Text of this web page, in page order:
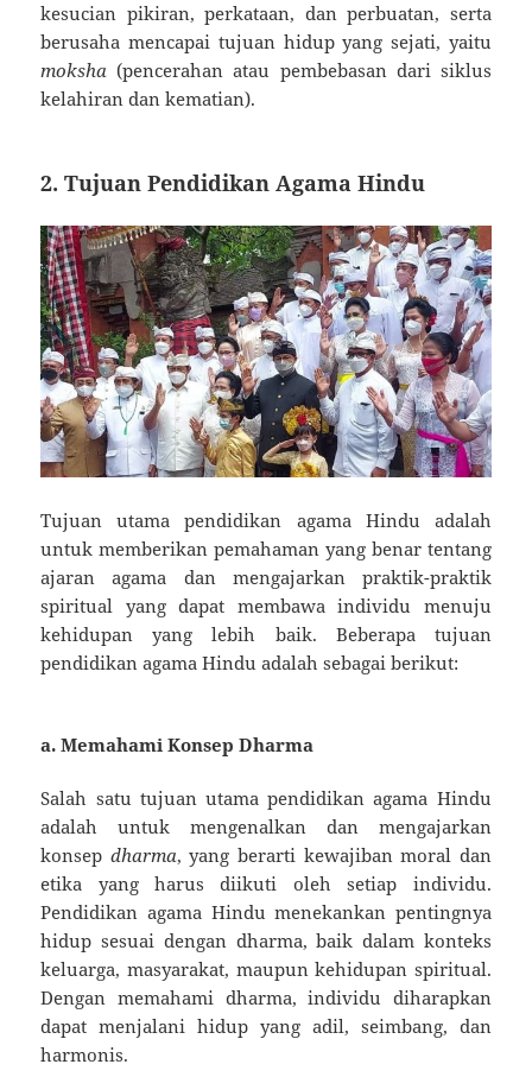
kesucian pikiran, perkataan, dan perbuatan, serta
berusaha mencapai tujuan hidup yang sejati, yaitu
moksha (pencerahan atau pembebasan dari siklus
kelahiran dan kematian).
2.Tujuan Pendidikan Agama Hindu
Tujuan utama pendidikan agama Hindu adalah
untuk memberikan pemahaman yang benar tentang
ajaran agama dan mengajarkan praktik-praktik
spiritual yang dapat membawa individu menuju
kehidupan yang lebih baik. Beberapa tujuan
pendidikan agama Hindu adalah sebagai berikut:
a.Memahami Konsep Dharma
Salah satu tujuan utama pendidikan agama Hindu
adalah untuk mengenalkan dan mengajarkan
konsep dharma, yang berarti kewajiban moral dan
etika yang harus diikuti oleh setiap individu.
Pendidikan agama Hindu menekankan pentingnya
hidup sesuai dengan dharma, baik dalam konteks
keluarga, masyarakat, maupun kehidupan spiritual.
Dengan memahami dharma, individu diharapkan
dapat menjalani hidup yang adil, seimbang, dan
harmonis.